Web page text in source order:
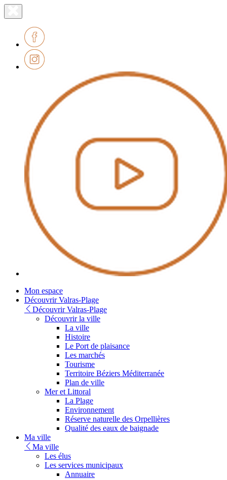
le
Lien
page
accueil
Mon espace
Découvrir Valras-Plage
Découvrir Valras-Plage
Découvrir la ville
La ville
Histoire
Le Port de plaisance
Les marchés
Tourisme
Territoire Béziers Méditerranée
Plan de ville
Mer et Littoral
La Plage
Environnement
Réserve naturelle des Orpellières
Qualité des eaux de baignade
Ma ville
Ma ville
Les élus
Les services municipaux
Annuaire